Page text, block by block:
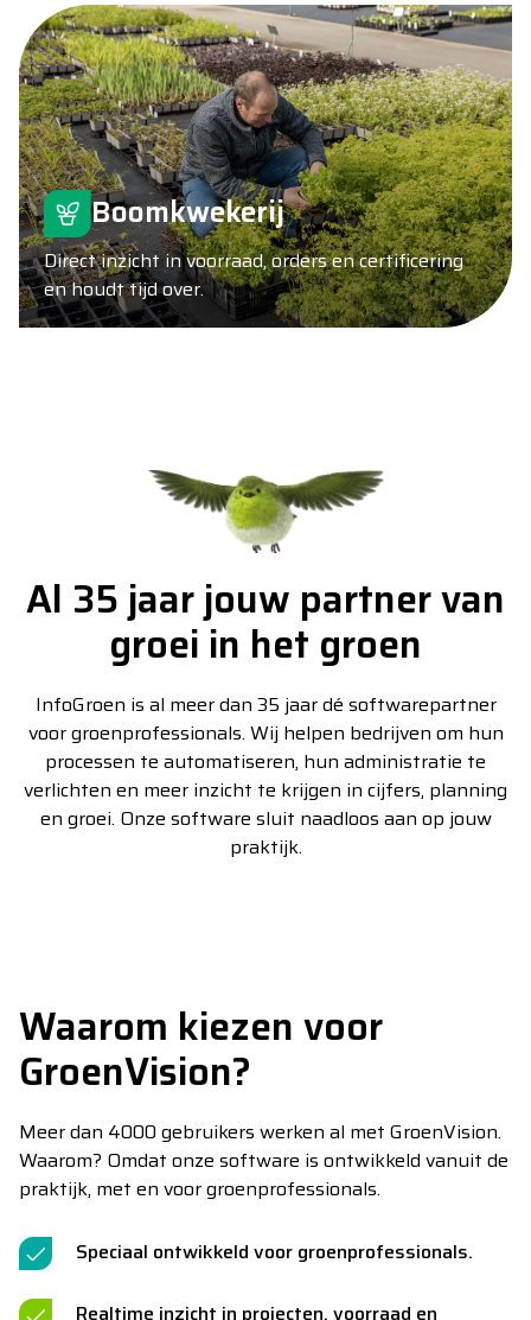
Boomkwekerij
Direct inzicht in voorraad, orders en certificering
en houdt tijd over.
Al 35 jaar jouw partner van
groei in het groen
InfoGroen is al meer dan 35 jaar dé softwarepartner
voor groenprofessionals. Wij helpen bedrijven om hun
processen te automatiseren, hun administratie te
verlichten en meer inzicht te krijgen in cijfers, planning
en groei. Onze software sluit naadloos aan op jouw
praktijk.
Waarom kiezen voor
GroenVision?
Meer dan 4000 gebruikers werken al met GroenVision.
Waarom? Omdat onze software is ontwikkeld vanuit de
praktijk, met en voor groenprofessionals.
Speciaal ontwikkeld voor groenprofessionals.
Realtime inzicht in projecten, voorraad en